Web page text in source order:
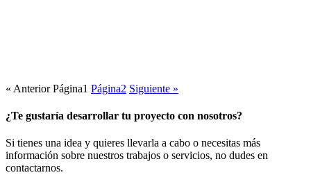
« Anterior Página1 Página2 Siguiente »
¿Te gustaría desarrollar tu proyecto con nosotros?
Si tienes una idea y quieres llevarla a cabo o necesitas más
información sobre nuestros trabajos o servicios, no dudes en
contactarnos.